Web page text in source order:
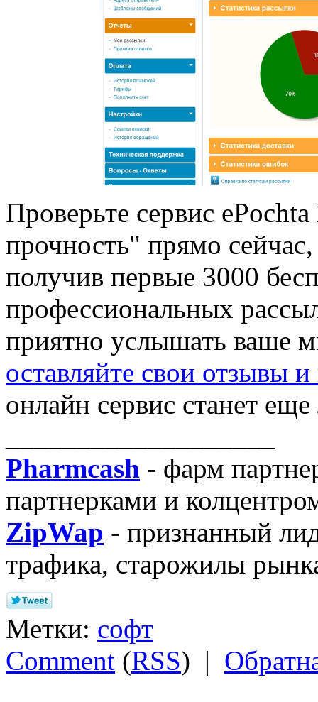
Проверьте сервис
прочность" прямо
получив первые 3000
профессиональных
приятно услышать ваше
оставляйте свои отзывы
онлайн сервис станет
Pharmcash - фарм
партнерками и
ZipWap - признанный
трафика, старожилы
Метки: софт
Comment (RSS) |